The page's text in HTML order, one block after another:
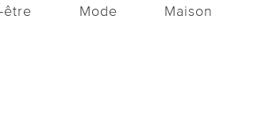
être Mode Maison